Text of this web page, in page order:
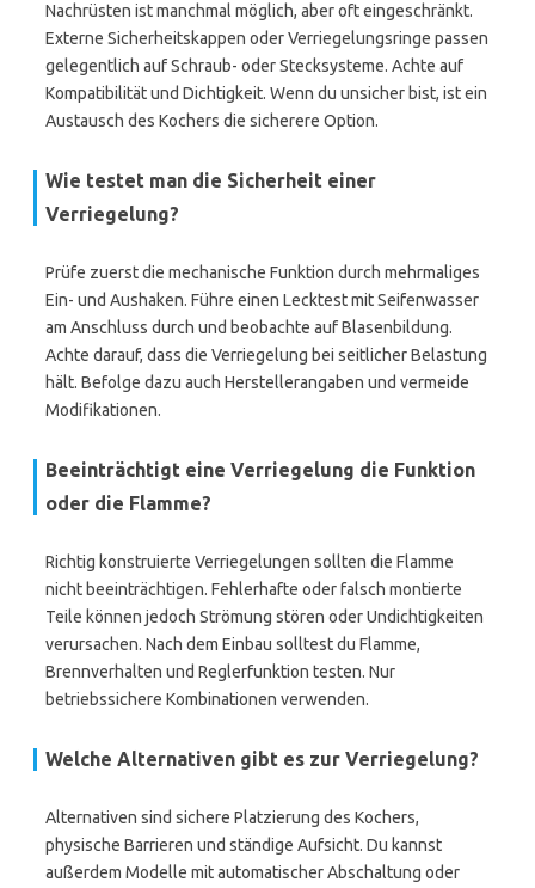
Nachrüsten ist manchmal möglich, aber oft eingeschränkt.
Externe Sicherheitskappen oder Verriegelungsringe passen
gelegentlich auf Schraub- oder Stecksysteme. Achte auf
Kompatibilität und Dichtigkeit. Wenn du unsicher bist, ist ein
Austausch des Kochers die sicherere Option.
Wie testet man die Sicherheit einer
Verriegelung?
Prüfe zuerst die mechanische Funktion durch mehrmaliges
Ein- und Aushaken. Führe einen Lecktest mit Seifenwasser
am Anschluss durch und beobachte auf Blasenbildung.
Achte darauf, dass die Verriegelung bei seitlicher Belastung
hält. Befolge dazu auch Herstellerangaben und vermeide
Modifikationen.
Beeinträchtigt eine Verriegelung die Funktion
oder die Flamme?
Richtig konstruierte Verriegelungen sollten die Flamme
nicht beeinträchtigen. Fehlerhafte oder falsch montierte
Teile können jedoch Strömung stören oder Undichtigkeiten
verursachen. Nach dem Einbau solltest du Flamme,
Brennverhalten und Reglerfunktion testen. Nur
betriebssichere Kombinationen verwenden.
Welche Alternativen gibt es zur Verriegelung?
Alternativen sind sichere Platzierung des Kochers,
physische Barrieren und ständige Aufsicht. Du kannst
außerdem Modelle mit automatischer Abschaltung oder